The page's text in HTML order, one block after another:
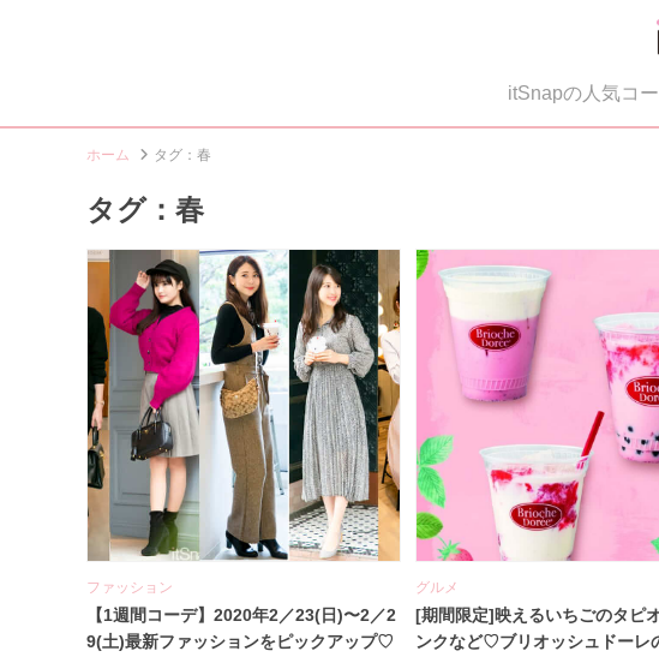
itSnapの人気コ
ホーム タグ：春
タグ：春
ファッション
【1週間コーデ】2020年2／23(日)〜2／2
9(土)最新ファッションをピックアップ♡
グルメ
[期間限定]映えるいちごのタピ
ンクなど♡ブリオッシュドーレ